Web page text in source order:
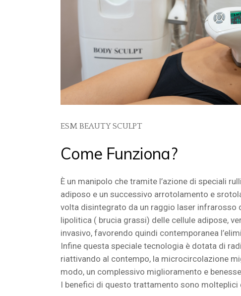
ESM BEAUTY SCULPT
Come Funziona?
È un manipolo che tramite l’azione di speciali
adiposo e un successivo arrotolamento e
volta disintegrato da un raggio laser infrarosso
lipolitica ( brucia grassi) delle cellule adipose,
invasivo, favorendo quindi contemporanea
Infine questa speciale tecnologia è dotata di
riattivando al contempo, la microcircolazione
modo, un complessivo miglioramento e
I benefici di questo trattamento sono molteplici